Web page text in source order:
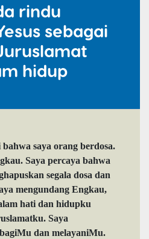
rindu
sebagai
hidup
saya orang berdosa.
Saya percaya bahwa
segala dosa dan
mengundang Engkau,
hati dan hidupku
Saya
dan melayaniMu.